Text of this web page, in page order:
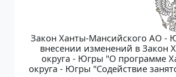
Закон Ханты-Мансийского АО -
внесении изменений в Закон
округа - Югры "О программе
округа - Югры "Содействие